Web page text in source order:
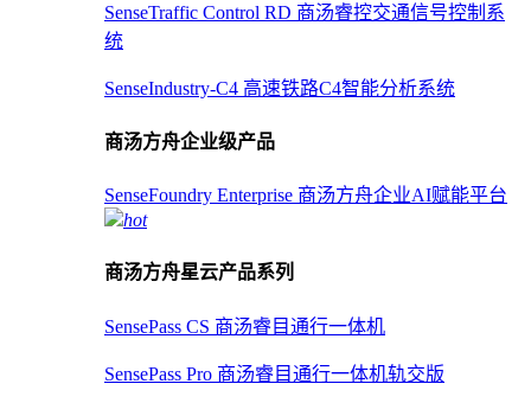
SenseTraffic Control RD 商汤睿控交通信号控制系
统
SenseIndustry-C4 高速铁路C4智能分析系统
商汤方舟企业级产品
SenseFoundry Enterprise 商汤方舟企业AI赋能平台
hot
商汤方舟星云产品系列
SensePass CS 商汤睿目通行一体机
SensePass Pro 商汤睿目通行一体机轨交版